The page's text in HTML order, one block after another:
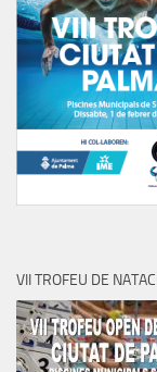
VII TROFEU DE